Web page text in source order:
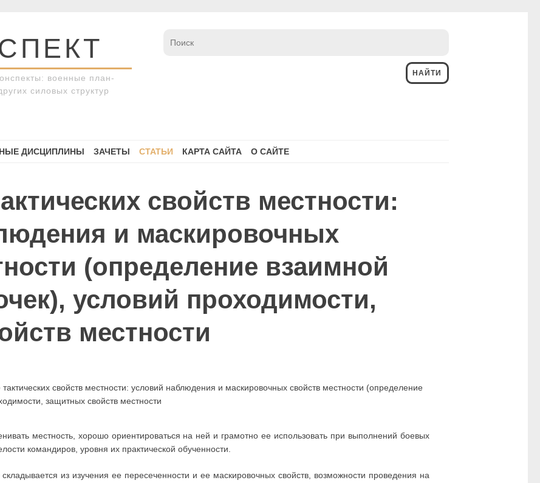
военные план-
силовых структур
ДИСЦИПЛИНЫ ЗАЧЕТЫ СТАТЬИ КАРТА САЙТА О САЙТЕ
свойств местности:
и маскировочных
(определение взаимной
условий проходимости,
местности
свойств местности: условий наблюдения и маскировочных свойств местности (определение
защитных свойств местности
местность, хорошо ориентироваться на ней и грамотно ее использовать при выполнений боевых
командиров, уровня их практической обученности.
складывается из изучения ее пересеченности и ее маскировочных свойств, возможности проведения на